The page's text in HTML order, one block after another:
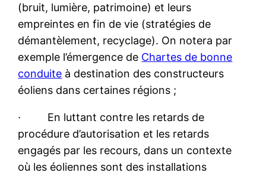
(bruit, lumière, patrimoine) et leurs
empreintes en fin de vie (stratégies de
démantèlement, recyclage). On notera par
exemple l’émergence de Chartes de bonne
conduite à destination des constructeurs
éoliens dans certaines régions ;
· En luttant contre les retards de
procédure d’autorisation et les retards
engagés par les recours, dans un contexte
où les éoliennes sont des installations